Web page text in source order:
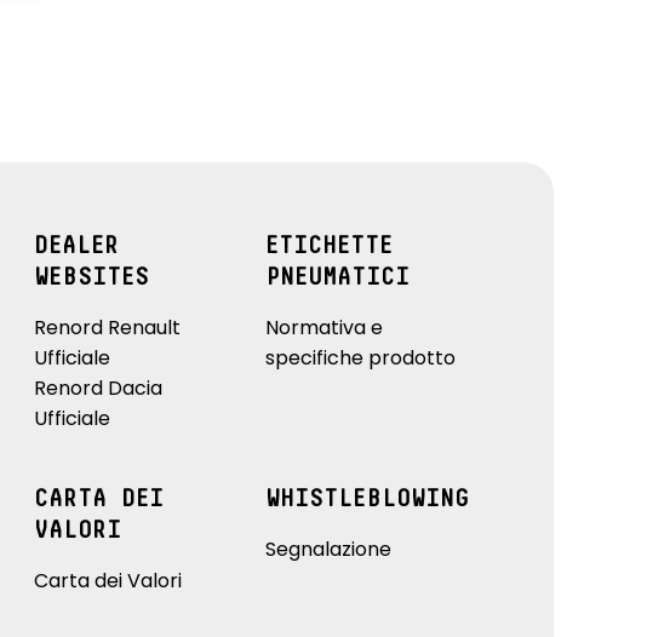
DEALER
WEBSITES
Renord Renault
Ufficiale
Renord Dacia
Ufficiale
ETICHETTE
PNEUMATICI
Normativa e
specifiche prodotto
CARTA DEI
VALORI
Carta dei Valori
WHISTLEBLOWING
Segnalazione